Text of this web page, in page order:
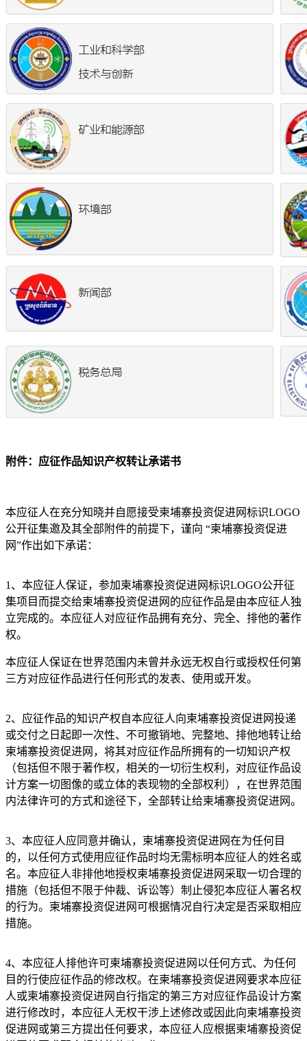
附件： 应征作品知识产权转让承诺书
本应征人在充分知晓并自愿接受柬埔寨投资促进网标识LOGO
公开征集邀及其全部附件的前提下，谨向 “柬埔寨投资促进
网”作出如下承诺：
1、本应征人保证，参加柬埔寨投资促进网标识LOGO公开征
集项目而提交给柬埔寨投资促进网的应征作品是由本应征人独
立完成的。本应征人对应征作品拥有充分、完全、排他的著作
权。
本应征人保证在世界范围内未曾并永远无权自行或授权任何第
三方对应征作品进行任何形式的发表、使用或开发。
2、应征作品的知识产权自本应征人向柬埔寨投资促进网投递
或交付之日起即一次性、不可撤销地、完整地、排他地转让给
柬埔寨投资促进网，将其对应征作品所拥有的一切知识产权
（包括但不限于著作权，相关的一切衍生权利，对应征作品设
计方案一切图像的或立体的表现物的全部权利），在世界范围
内法律许可的方式和途径下，全部转让给柬埔寨投资促进网。
3、本应征人应同意并确认，柬埔寨投资促进网在为任何目
的，以任何方式使用应征作品时均无需标明本应征人的姓名或
名。本应征人非排他地授权柬埔寨投资促进网采取一切合理的
措施（包括但不限于仲裁、诉讼等）制止侵犯本应征人署名权
的行为。柬埔寨投资促进网可根据情况自行决定是否采取相应
措施。
4、本应征人排他许可柬埔寨投资促进网以任何方式、为任何
目的行使应征作品的修改权。在柬埔寨投资促进网要求本应征
人或柬埔寨投资促进网自行指定的第三方对应征作品设计方案
进行修改时，本应征人无权干涉上述修改或因此向柬埔寨投资
促进网或第三方提出任何要求，本应征人应根据柬埔寨投资促